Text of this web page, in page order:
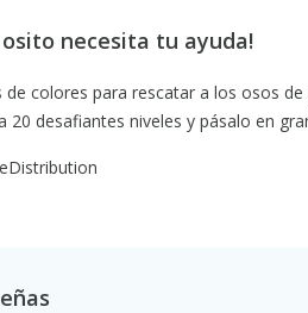
osito necesita tu ayuda!
de colores para rescatar a los osos
20 desafiantes niveles y pásalo en